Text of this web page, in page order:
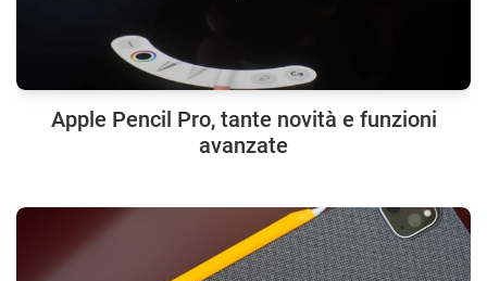
Apple Pencil Pro, tante novità e funzioni
avanzate